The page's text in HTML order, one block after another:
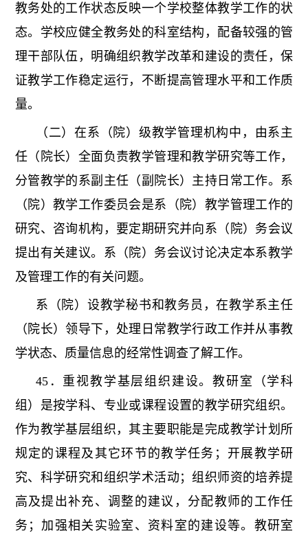
教务处的工作状态反映一个学校整体教学工作的状
态。学校应健全教务处的科室结构，配备较强的管
理干部队伍，明确组织教学改革和建设的责任，保
证教学工作稳定运行，不断提高管理水平和工作质
量。
（二）在系（院）级教学管理机构中，由系主
任（院长）全面负责教学管理和教学研究等工作，
分管教学的系副主任（副院长）主持日常工作。系
（院）教学工作委员会是系（院）教学管理工作的
研究、咨询机构，要定期研究并向系（院）务会议
提出有关建议。系（院）务会议讨论决定本系教学
及管理工作的有关问题。
系（院）设教学秘书和教务员，在教学系主任
（院长）领导下，处理日常教学行政工作并从事教
学状态、质量信息的经常性调查了解工作。
45．重视教学基层组织建设。教研室（学科
组）是按学科、专业或课程设置的教学研究组织。
作为教学基层组织，其主要职能是完成教学计划所
规定的课程及其它环节的教学任务；开展教学研
究、科学研究和组织学术活动；组织师资的培养提
高及提出补充、调整的建议，分配教师的工作任
务；加强相关实验室、资料室的建设等。教研室